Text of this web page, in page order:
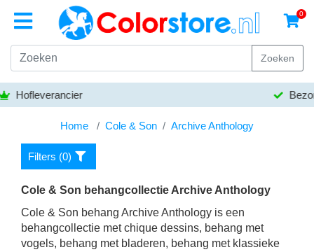
0
Zoeken
Home Cole & Son Archive Anthology
Filters (0)
Cole & Son behangcollectie Archive Anthology
Cole & Son behang Archive Anthology is een
behangcollectie met chique dessins, behang met
vogels, behang met bladeren, behang met klassieke